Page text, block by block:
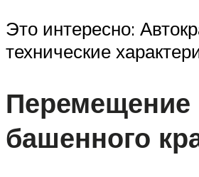
Это интересно:
технические
Перемещение
башенного